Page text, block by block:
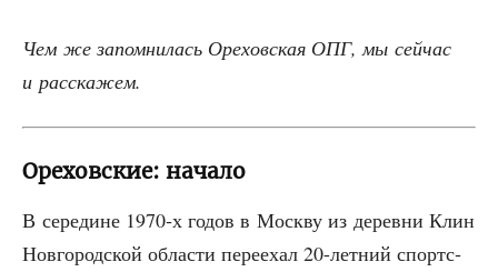
Чем же запом­ни­лась Оре­хов­ская ОПГ, мы сей­час
и расскажем.
Ореховские: начало
В сере­дине 1970‑х годов в Моск­ву из дерев­ни Клин
Нов­го­род­ской обла­сти пере­ехал 20-лет­ний спортс­